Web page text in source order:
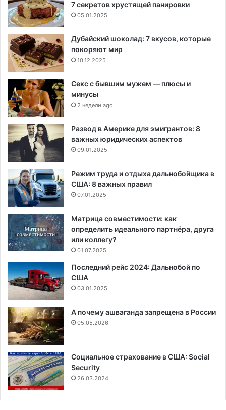
7 секретов хрустящей панировки
05.01.2025
Дубайский шоколад: 7 вкусов, которые
покоряют мир
10.12.2025
Секс с бывшим мужем — плюсы и
минусы
2 недели ago
Развод в Америке для эмигрантов: 8
важных юридических аспектов
09.01.2025
Режим труда и отдыха дальнобойщика в
США: 8 важных правил
07.01.2025
Матрица совместимости: как
определить идеального партнёра, друга
или коллегу?
01.07.2025
Последний рейс 2024: Дальнобой по
США
03.01.2025
А почему ашваганда запрещена в России
05.05.2026
Социальное страхование в США: Social
Security
26.03.2024